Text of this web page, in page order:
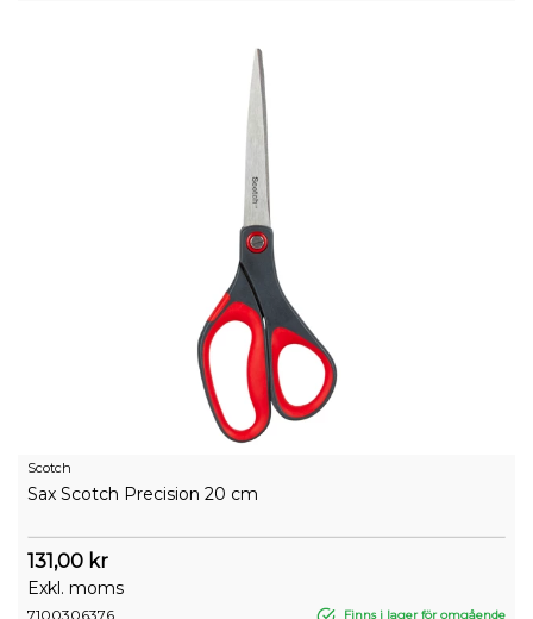
Scotch
Sax Scotch Precision 20 cm
131,00 kr
Exkl. moms
7100306376 Finns i lager för omgående